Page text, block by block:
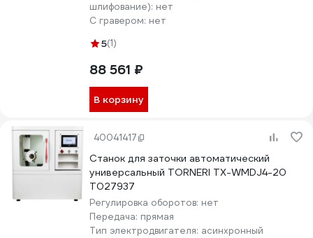
шлифование): нет
С гравером: нет
5(1)
88 561 ₽
В корзину
40041417
Станок для заточки автоматический
универсальный TORNERI TX-WMDJ4-20
Т027937
Регулировка оборотов: нет
Передача: прямая
Тип электродвигателя: асинхронный